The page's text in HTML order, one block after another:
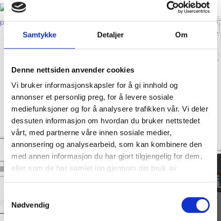
Samtykke Detaljer Om
Denne nettsiden anvender cookies
Vi bruker informasjonskapsler for å gi innhold og
annonser et personlig preg, for å levere sosiale
mediefunksjoner og for å analysere trafikken vår. Vi deler
dessuten informasjon om hvordan du bruker nettstedet
vårt, med partnerne våre innen sosiale medier,
annonsering og analysearbeid, som kan kombinere den
med annen informasjon du har gjort tilgjengelig for dem,
eller som de har samlet inn gjennom din bruk av
Nødvendig